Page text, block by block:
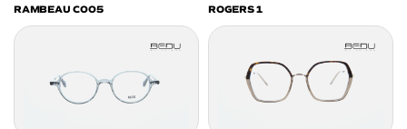
RAMBEAU C005 ROGERS 1